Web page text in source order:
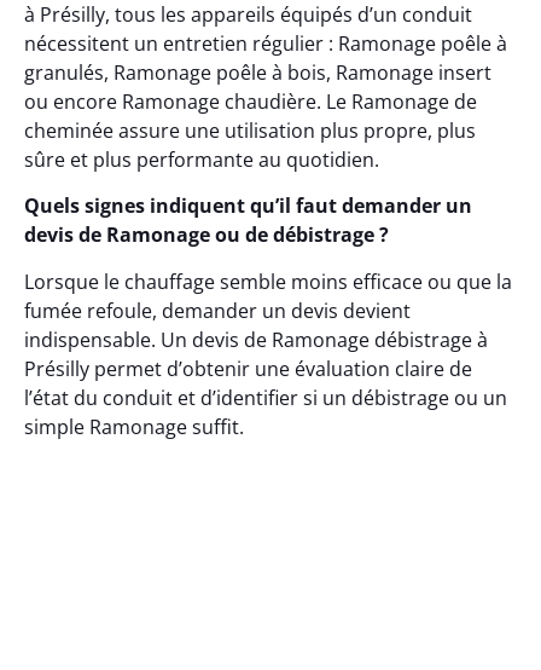
à Présilly, tous les appareils équipés d’un conduit
nécessitent un entretien régulier : Ramonage poêle à
granulés, Ramonage poêle à bois, Ramonage insert
ou encore Ramonage chaudière. Le Ramonage de
cheminée assure une utilisation plus propre, plus
sûre et plus performante au quotidien.
Quels signes indiquent qu’il faut demander un
devis de Ramonage ou de débistrage ?
Lorsque le chauffage semble moins efficace ou que la
fumée refoule, demander un devis devient
indispensable. Un devis de Ramonage débistrage à
Présilly permet d’obtenir une évaluation claire de
l’état du conduit et d’identifier si un débistrage ou un
simple Ramonage suffit.